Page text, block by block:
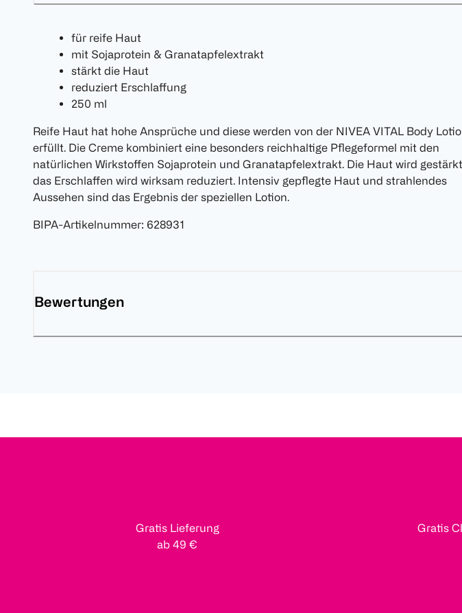
für reife Haut
mit Sojaprotein & Granatapfelextrakt
stärkt die Haut
reduziert Erschlaffung
250 ml
Reife Haut hat hohe Ansprüche und diese werden von der NIVEA VITAL Body
erfüllt. Die Creme kombiniert eine besonders reichhaltige Pflegeformel mit den
natürlichen Wirkstoffen Sojaprotein und Granatapfelextrakt. Die Haut wird
das Erschlaffen wird wirksam reduziert. Intensiv gepflegte Haut und strahlendes
Aussehen sind das Ergebnis der speziellen Lotion.
BIPA-Artikelnummer: 628931
Bewertungen
Gratis Lieferung
ab 49 €
Gratis